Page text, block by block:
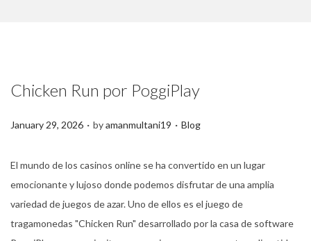
Chicken Run por PoggiPlay
P
s
t
e
d
January 29, 2026 . byamanmultani19 . P
s
t
e
d
Blog
El mundo de los casinos online se ha convertido en un lugar
emocionante y lujoso donde podemos disfrutar de una amplia
variedad de juegos de azar. Uno de ellos es el juego de
tragamonedas "Chicken Run" desarrollado por la casa de software